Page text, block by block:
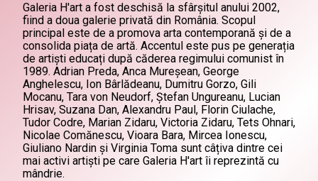
Galeria H'art a fost deschisă la sfârșitul anului 2002,
fiind a doua galerie privată din România. Scopul
principal este de a promova arta contemporană și de a
consolida piața de artă. Accentul este pus pe generația
de artiști educați după căderea regimului comunist în
1989. Adrian Preda, Anca Mureșean, George
Anghelescu, Ion Bârlădeanu, Dumitru Gorzo, Gili
Mocanu, Tara von Neudorf, Ștefan Ungureanu, Lucian
Hrisav, Suzana Dan, Alexandru Paul, Florin Ciulache,
Tudor Codre, Marian Zidaru, Victoria Zidaru, Tets Ohnari,
Nicolae Comănescu, Vioara Bara, Mircea Ionescu,
Giuliano Nardin și Virginia Toma sunt câțiva dintre cei
mai activi artiști pe care Galeria H'art îi reprezintă cu
mândrie.